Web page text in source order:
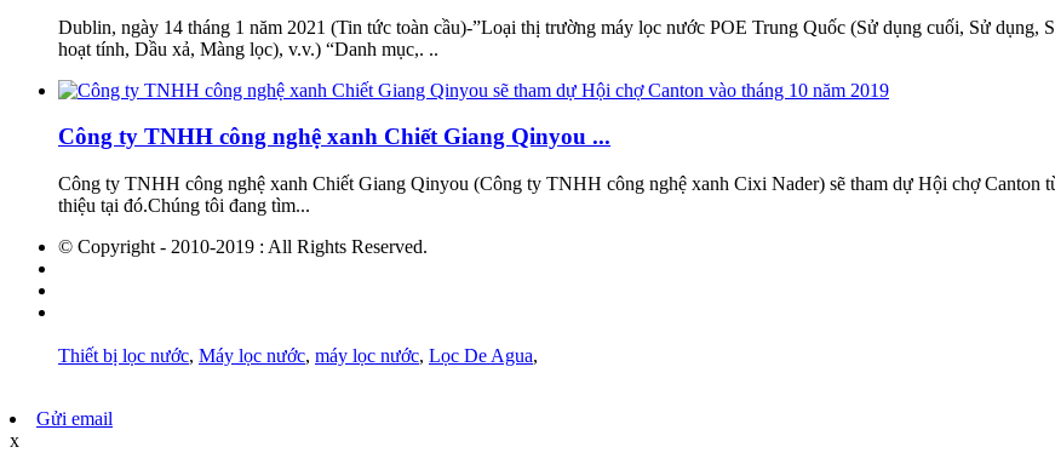
Dublin, ngày 14 tháng 1 năm 2021 (Tin tức toàn cầu)-”Loại thị trường máy lọc nước POE Trung Quốc (Sử dụng cuối, Sử dụng,
hoạt tính, Dầu xả, Màng lọc), v.v.) “Danh mục,. ..
Công ty TNHH công nghệ xanh Chiết Giang Qinyou ...
Công ty TNHH công nghệ xanh Chiết Giang Qinyou (Công ty TNHH công nghệ xanh Cixi Nader) sẽ tham dự Hội chợ Canton
thiệu tại đó.Chúng tôi đang tìm...
© Copyright - 2010-2019 : All Rights Reserved.
Thiết bị lọc nước, Máy lọc nước, máy lọc nước, Lọc De ​​Agua,
Gửi email
x